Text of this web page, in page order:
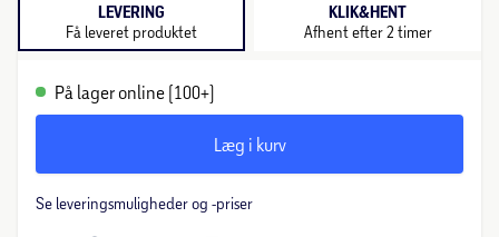
LEVERING
Få leveret produktet
KLIK&HENT
Afhent efter 2 timer
På lager online (100+)
Læg i kurv
Se leveringsmuligheder og -priser